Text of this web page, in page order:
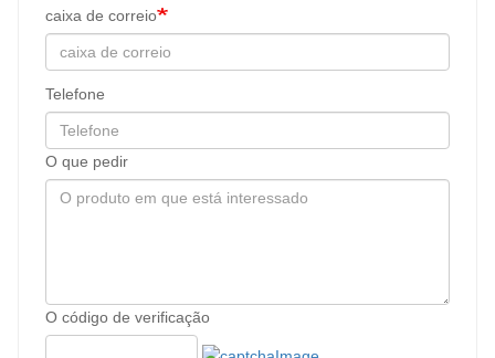
caixa de correio
Telefone
O que pedir
O código de verificação